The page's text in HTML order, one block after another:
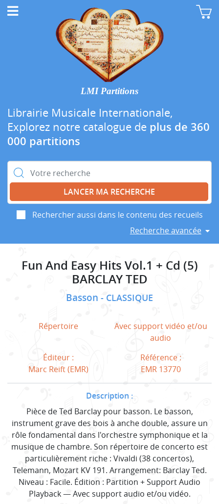
LMI Partitions
Librairie Musicale Internationale,
Explorez notre catalogue de plus de 360
000 partitions
Rechercher :
Rechercher aussi dans le contenu des recueils
Recherche avancée
Fun And Easy Hits Vol.1 + Cd (5)
BARCLAY TED
Basson CLASSIQUE
Répertoire
Avec support vidéo et/ou
audio
Éditeur :
Marc Reift (EMR)
Référence :
EMR 13770
Description :
Pièce de Ted Barclay pour basson. Le basson,
instrument grave des bois à anche double, assure un
rôle fondamental dans l'orchestre symphonique et la
musique de chambre. Son répertoire de concerto est
particulièrement riche : Vivaldi (38 concertos),
Telemann, Mozart KV 191. Arrangement: Barclay Ted.
Niveau : Facile. Édition : Partition + Support Audio
Playback — Avec support audio et/ou vidéo.